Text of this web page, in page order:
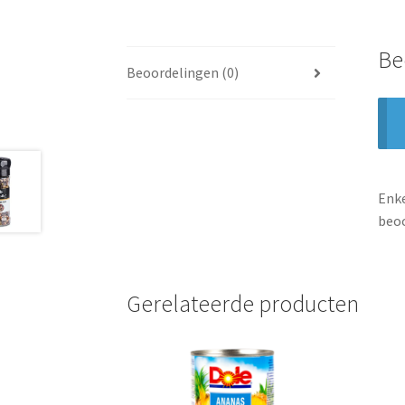
Beoordelingen (0)
Gerelateerde producten